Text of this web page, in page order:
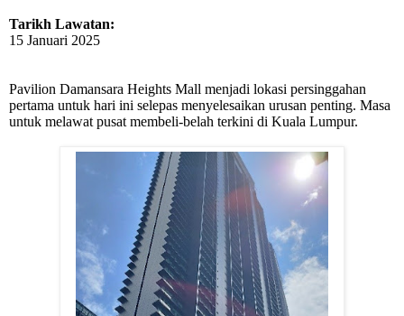
Tarikh Lawatan:
15 Januari 2025
Pavilion Damansara Heights Mall menjadi lokasi persinggahan
pertama untuk hari ini selepas menyelesaikan urusan penting. Masa
untuk melawat pusat membeli-belah terkini di Kuala Lumpur.